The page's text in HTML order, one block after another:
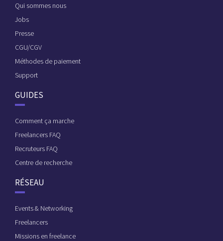
Qui sommes nous
Jobs
Presse
CGU/CGV
Méthodes de paiement
Support
GUIDES
Comment ça marche
Freelancers FAQ
Recruteurs FAQ
Centre de recherche
RÉSEAU
Events & Networking
Freelancers
Missions en freelance